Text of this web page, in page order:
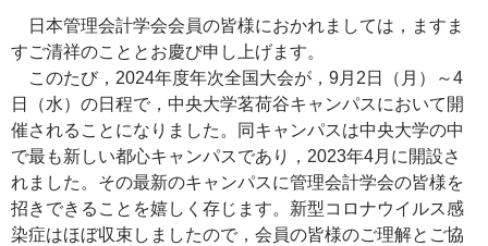
日本管理会計学会会員の皆様におかれましては，ますま
すご清祥のこととお慶び申し上げます。
このたび，2024年度年次全国大会が，9月2日（月）～4
日（水）の日程で，中央大学茗荷谷キャンパスにおいて開
催されることになりました。同キャンパスは中央大学の中
で最も新しい都心キャンパスであり，2023年4月に開設さ
れました。その最新のキャンパスに管理会計学会の皆様を
招きできることを嬉しく存じます。新型コロナウイルス感
染症はほぼ収束しましたので，会員の皆様のご理解とご協